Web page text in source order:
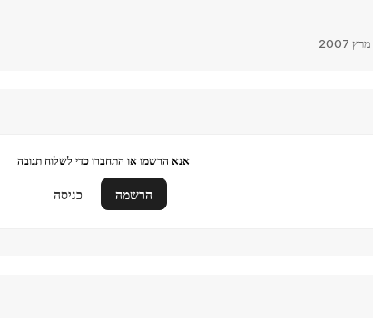
אנא הרשמו או התחברו כדי לשלוח תגובה
הרשמה כניסה